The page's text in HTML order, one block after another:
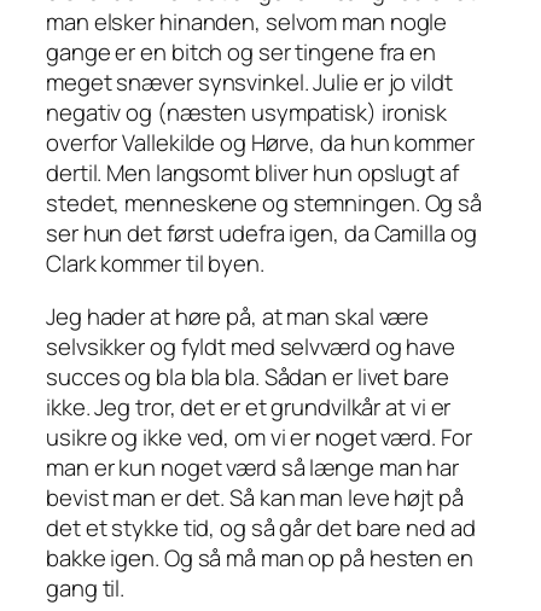
man elsker hinanden, selvom man nogle
gange er en bitch og ser tingene fra en
meget snæver synsvinkel. Julie er jo vildt
negativ og (næsten usympatisk) ironisk
overfor Vallekilde og Hørve, da hun kommer
dertil. Men langsomt bliver hun opslugt af
stedet, menneskene og stemningen. Og så
ser hun det først udefra igen, da Camilla og
Clark kommer til byen.
Jeg hader at høre på, at man skal være
selvsikker og fyldt med selvværd og have
succes og bla bla bla. Sådan er livet bare
ikke. Jeg tror, det er et grundvilkår at vi er
usikre og ikke ved, om vi er noget værd. For
man er kun noget værd så længe man har
bevist man er det. Så kan man leve højt på
det et stykke tid, og så går det bare ned ad
bakke igen. Og så må man op på hesten en
gang til.